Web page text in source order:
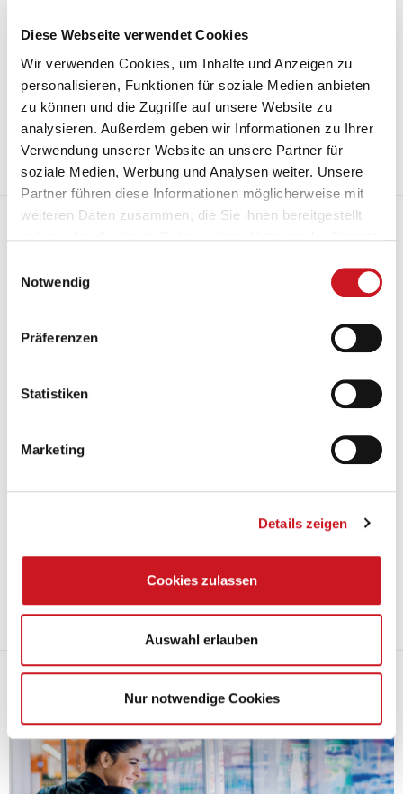
Diese Webseite verwendet Cookies
Wir verwenden Cookies, um Inhalte und Anzeigen zu
personalisieren, Funktionen für soziale Medien anbieten
zu können und die Zugriffe auf unsere Website zu
analysieren. Außerdem geben wir Informationen zu Ihrer
Verwendung unserer Website an unsere Partner für
soziale Medien, Werbung und Analysen weiter. Unsere
Partner führen diese Informationen möglicherweise mit
weiteren Daten zusammen, die Sie ihnen bereitgestellt
Notwendig
Präferenzen
Statistiken
Marketing
Details zeigen
Cookies zulassen
Auswahl erlauben
Nur notwendige Cookies
Langsam wirft die Europawahl im Juni 2024 ihre Schatten voraus.
Für die EU-Kommission ist nun Eile geboten, um noch alle
angekündigten Gesetzesinitiativen rechtzeitig auf den Weg zu
bringen.
Mehr
Serie: European Green Deal (XII)
Gesprächsfaden auf politischer Ebene nicht abreißen zu lassen, hat
Serie: European Green Deal (XI)